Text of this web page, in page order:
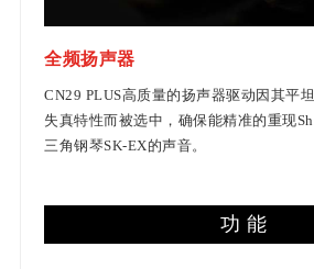
全频扬声器
CN29 PLUS高质量的扬声器驱动因其平
失真特性而被选中，确保能精准的重现
三角钢琴SK-EX的声音。
功能